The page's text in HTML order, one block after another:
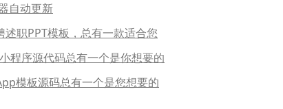
自动更新
述职PPT模板，总有一款适合您
程序源代码总有一个是你想要的
模板源码总有一个是您想要的